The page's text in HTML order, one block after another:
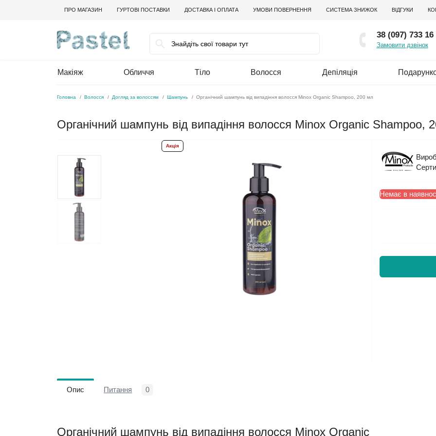
ПРО МАГАЗИН ГУРТОВІ ПОСТАВКИ ДОСТАВКА І ОПЛАТА УМОВИ ПОВЕРНЕННЯ СИСТЕМА ЗНИЖОК ВІДГУКИ
38 (097) 733 16
Замовити дзвінок
Макіяж Обличчя Тіло Волосся Депіляція
Головна Волосся Догляд за волоссям Шампунь Органічний шампунь від випадіння волосся Minox Organic Shampoo, 200 мл
Органічний шампунь від випадіння волосся Minox Organic Shampoo,
Акція
Немає в
Опис Питання 0
Органічний шампунь від випадіння волосся Minox Organic